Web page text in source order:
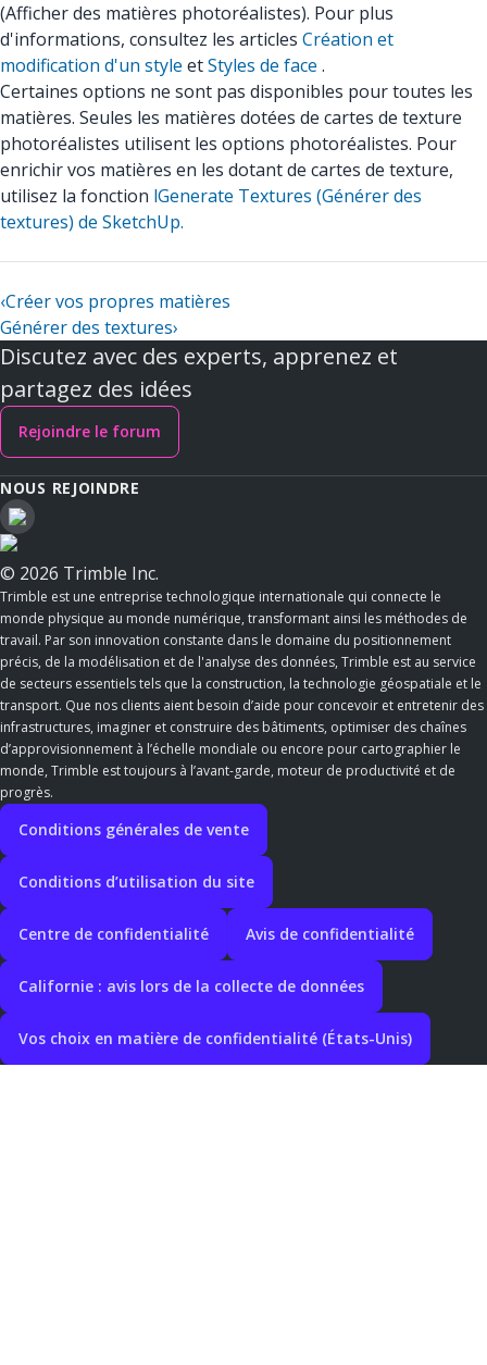
(Afficher des matières photoréalistes). Pour plus
d'informations, consultez les articles Création et
modification d'un style etStyles de face .
Certaines options ne sont pas disponibles pour toutes les
matières. Seules les matières dotées de cartes de texture
photoréalistes utilisent les options photoréalistes. Pour
enrichir vos matières en les dotant de cartes de texture,
utilisez la fonction lGenerate Textures (Générer des
textures) de SketchUp.
‹Créer vos propres matières
Générer des textures›
Discutez avec des experts, apprenez et
partagez des idées
Rejoindre le forum
NOUS REJOINDRE
© 2026 Trimble Inc.
Trimble est une entreprise technologique internationale qui connecte le
monde physique au monde numérique, transformant ainsi les méthodes de
travail. Par son innovation constante dans le domaine du positionnement
précis, de la modélisation et de l'analyse des données, Trimble est au service
de secteurs essentiels tels que la construction, la technologie géospatiale et le
transport. Que nos clients aient besoin d’aide pour concevoir et entretenir des
infrastructures, imaginer et construire des bâtiments, optimiser des chaînes
d’approvisionnement à l’échelle mondiale ou encore pour cartographier le
monde, Trimble est toujours à l’avant-garde, moteur de productivité et de
progrès.
Conditions générales de vente
Conditions d’utilisation du site
Centre de confidentialité Avis de confidentialité
Californie : avis lors de la collecte de données
Vos choix en matière de confidentialité (États-Unis)